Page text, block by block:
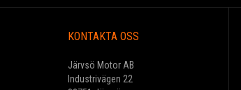
KONTAKTA OSS
Järvsö Motor AB
Industrivägen 22